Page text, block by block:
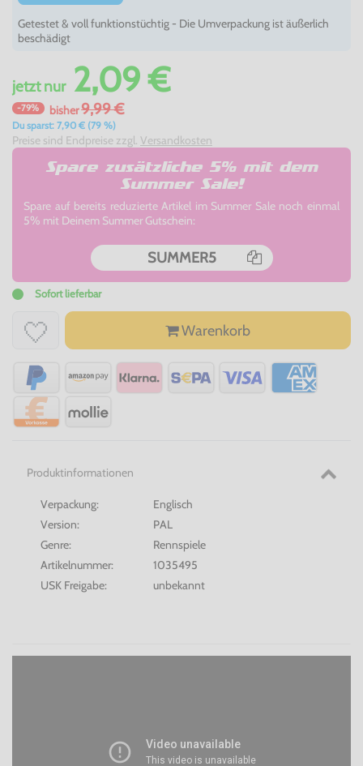
Getestet & voll funktionstüchtig - Die Umverpackung ist äußerlich
beschädigt
jetztnur2,09 €
-79% bisher9,99 €
Du sparst: 7,90 € (79 %)
Preise sind Endpreise zzgl. Versandkosten
Spare zusätzliche 5% mit dem
Summer Sale!
Spare auf bereits reduzierte Artikel im Summer Sale noch einmal
5% mit Deinem Summer Gutschein:
SUMMER5
Sofort lieferbar
Warenkorb
Produktinformationen
Verpackung:
Englisch
Version:
PAL
Genre:
Rennspiele
Artikelnummer:
1035495
USK Freigabe:
unbekannt